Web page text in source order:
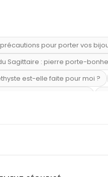
pour porter vos
Sagittaire : pierre porte-
est-elle faite pour moi ?